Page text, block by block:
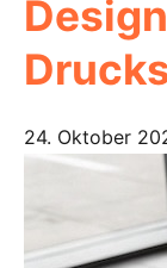
24. Oktober